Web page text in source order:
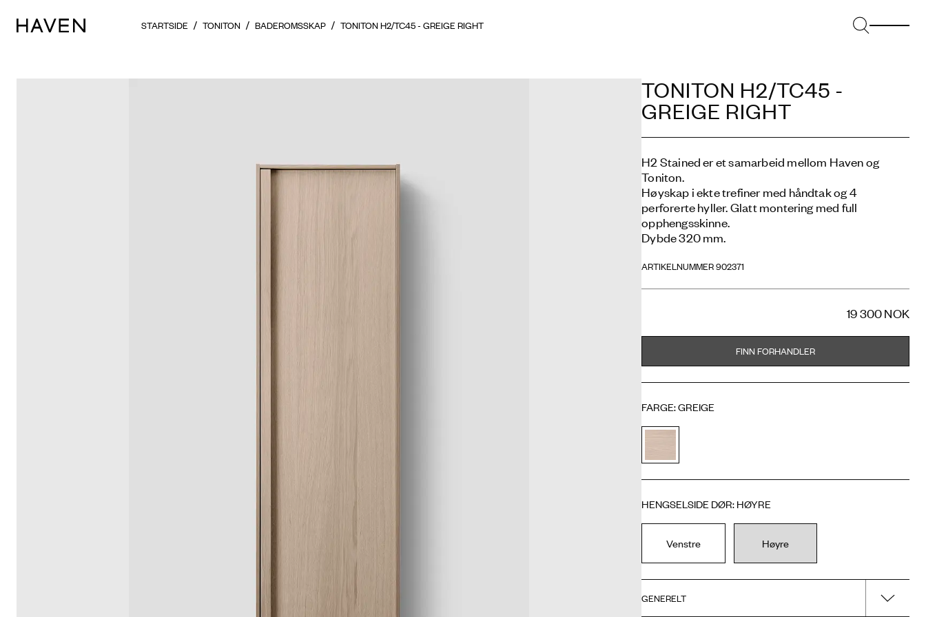
STARTSIDE TONITON BADEROMSSKAP TONITON H2/TC45 - GREIGE RIGHT
TONITON H2/TC45 -
GREIGE RIGHT
H2 Stained er et samarbeid mellom Haven og
Toniton.
Høyskap i ekte trefiner med håndtak og 4
perforerte hyller. Glatt montering med full
opphengsskinne.
Dybde 320 mm.
ARTIKELNUMMER 902371
19 300 NOK
FINN FORHANDLER
FARGE:GREIGE
HENGSELSIDE DØR:HØYRE
Venstre Høyre
GENERELT